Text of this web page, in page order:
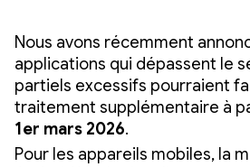
Nous avons récemment
applications qui dépassent le
partiels excessifs pourraient
traitement supplémentaire à
1er mars 2026.
Pour les appareils mobiles, la